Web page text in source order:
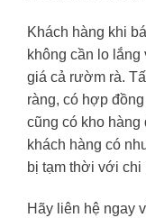
Khách hàng khi
không cần lo
giá cả rườm rà.
ràng, có hợp
cũng có kho hàng
khách hàng có
bị tạm thời với chi
Hãy liên hệ ngay